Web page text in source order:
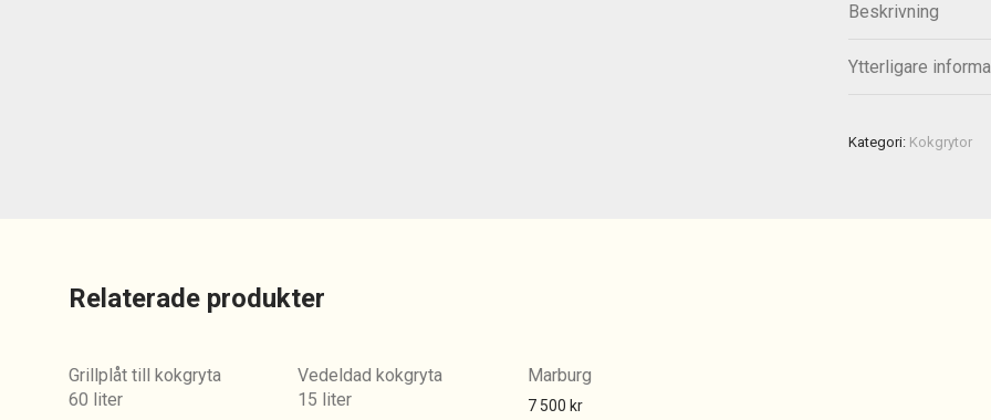
Beskrivning
Ytterligare
Kategori: Kokgrytor
Relaterade produkter
Grillplåt till kokgryta
60 liter
Vedeldad kokgryta
15 liter
Marburg
7 500 kr